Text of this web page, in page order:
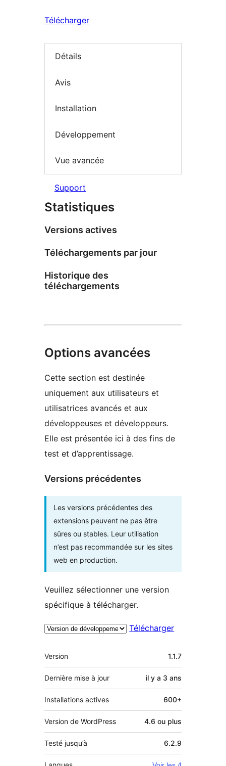
Télécharger
Détails
Avis
Installation
Développement
Vue avancée
Support
Statistiques
Versions actives
Téléchargements par jour
Historique des
téléchargements
Options avancées
Cette section est destinée
uniquement aux utilisateurs et
utilisatrices avancés et aux
développeuses et développeurs.
Elle est présentée ici à des fins de
test et d’apprentissage.
Versions précédentes
Les versions précédentes des
extensions peuvent ne pas être
sûres ou stables. Leur utilisation
n’est pas recommandée sur les sites
web en production.
Veuillez sélectionner une version
spécifique à télécharger.
Télécharger
Méta
Version 1.1.7
Dernière mise à jour il y a 3 ans
Installations actives 600+
Version de WordPress 4.6 ou plus
Testé jusqu’à 6.2.9